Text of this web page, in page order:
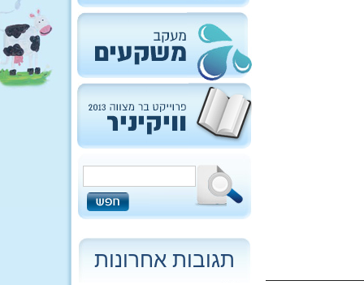
תגובות אחרונות